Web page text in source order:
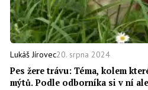
Lukáš Jírovec20. srpna 2024
Pes žere trávu: Téma, kolem
mýtů. Podle odborníka si v ní